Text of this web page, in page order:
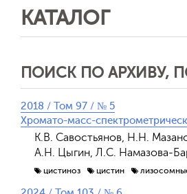
КАТАЛОГ
ПОИСК ПО АРХИВУ,
2018 / Том 97 / № 5
Хромато-масс-
К.В. Савостьянов, Н.Н.
А.Н. Цыгин, Л.С. Намазова-
цистиноз цистин